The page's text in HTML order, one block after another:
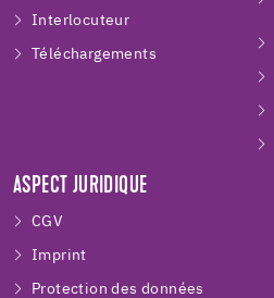
Interlocuteur
Téléchargements
ASPECT JURIDIQUE
CGV
Imprint
Protection des données